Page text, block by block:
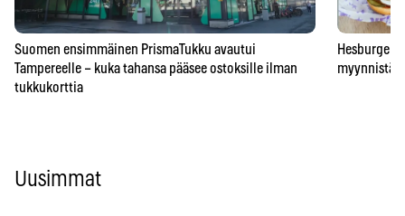
Suomen ensimmäinen PrismaTukku avautui
Tampereelle – kuka tahansa pääsee ostoksille ilman
tukkukorttia
myynnistä
Uusimmat